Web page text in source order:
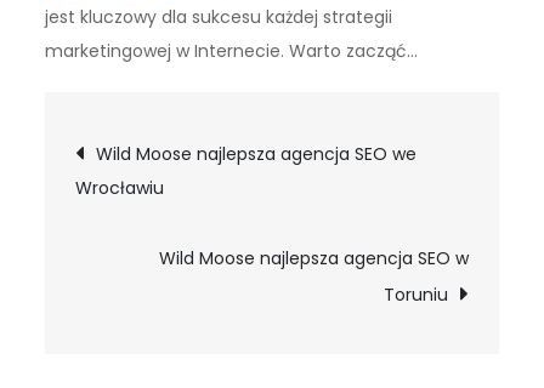
jest kluczowy dla sukcesu każdej strategii
marketingowej w Internecie. Warto zacząć…
Nawigacja
wpisu
Wild Moose najlepsza agencja SEO we
Wrocławiu
Wild Moose najlepsza agencja SEO w
Toruniu